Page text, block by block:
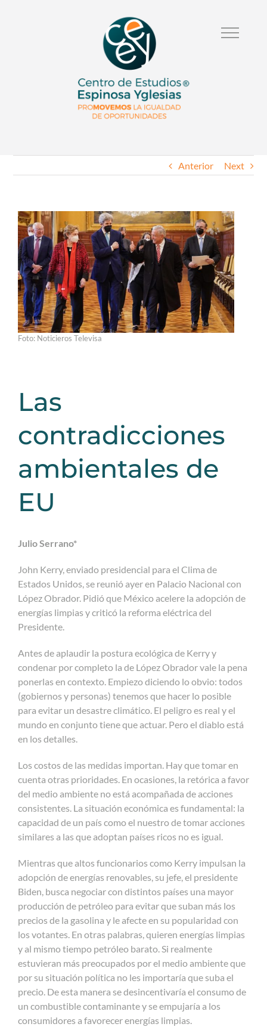
Anterior Next
Foto: Noticieros Televisa
Las
contradicciones
ambientales de
EU
Julio Serrano*
John Kerry, enviado presidencial para el Clima de
Estados Unidos, se reunió ayer en Palacio Nacional con
López Obrador. Pidió que México acelere la adopción de
energías limpias y criticó la reforma eléctrica del
Presidente.
Antes de aplaudir la postura ecológica de Kerry y
condenar por completo la de López Obrador vale la pena
ponerlas en contexto. Empiezo diciendo lo obvio: todos
(gobiernos y personas) tenemos que hacer lo posible
para evitar un desastre climático. El peligro es real y el
mundo en conjunto tiene que actuar. Pero el diablo está
en los detalles.
Los costos de las medidas importan. Hay que tomar en
cuenta otras prioridades. En ocasiones, la retórica a favor
del medio ambiente no está acompañada de acciones
consistentes. La situación económica es fundamental: la
capacidad de un país como el nuestro de tomar acciones
similares a las que adoptan países ricos no es igual.
Mientras que altos funcionarios como Kerry impulsan la
adopción de energías renovables, su jefe, el presidente
Biden, busca negociar con distintos países una mayor
producción de petróleo para evitar que suban más los
precios de la gasolina y le afecte en su popularidad con
los votantes. En otras palabras, quieren energías limpias
y al mismo tiempo petróleo barato. Si realmente
estuvieran más preocupados por el medio ambiente que
por su situación política no les importaría que suba el
precio. De esta manera se desincentivaría el consumo de
un combustible contaminante y se empujaría a los
consumidores a favorecer energías limpias.